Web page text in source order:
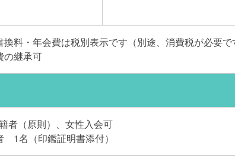
換料・年会費は税別表示です（別途、消費税が必要で
の継承可
者（原則）、女性入会可
1名（印鑑証明書添付）